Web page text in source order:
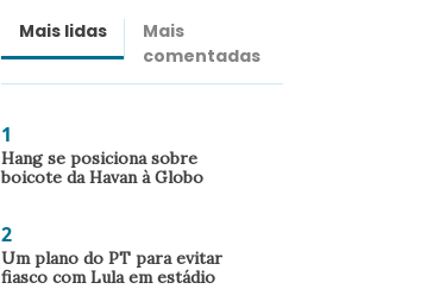
Mais lidas
Mais
comentadas
1
Hang se posiciona sobre
boicote da Havan à Globo
2
Um plano do PT para evitar
fiasco com Lula em estádio